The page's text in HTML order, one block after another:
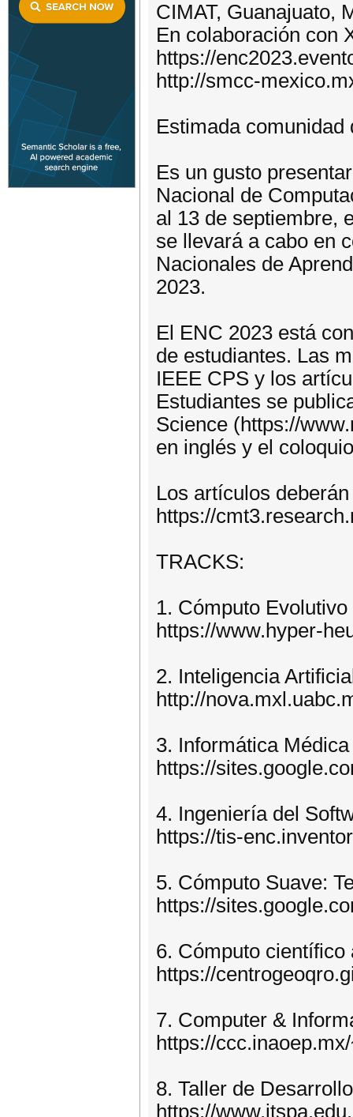
CIMAT, Guanajuato,
En colaboración con
https://
http://smcc-
Estimada comunidad
Es un gusto
Nacional de
al 13 de septiembre,
se llevará a cabo en
Nacionales de
2023.
El ENC 2023 está
de estudiantes. Las
IEEE CPS y los
Estudiantes se
Science (https://
en inglés y el
Los artículos
https://
TRACKS:
1. Cómputo
https://www.hyper-
2. Inteligencia
http://
3. Informática
https://
4. Ingeniería del
https://tis-
5. Cómputo Suave:
https://
6. Cómputo
https://
7. Computer &
https://
8. Taller de
https://